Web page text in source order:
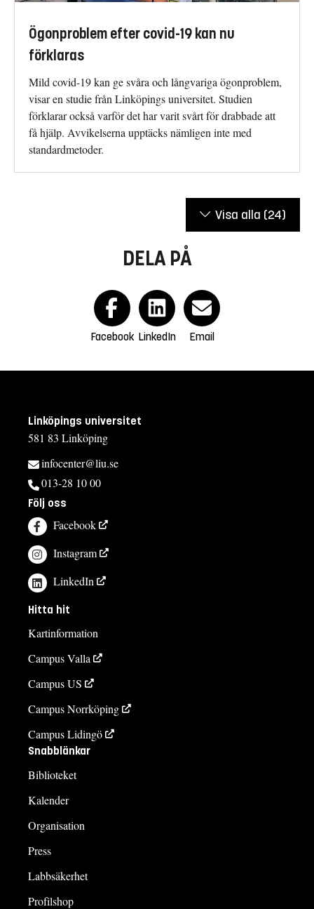
Ögonproblem efter covid-19 kan nu
förklaras
Mild covid-19 kan ge svåra och långvariga ögonproblem,
visar en studie från Linköpings universitet. Studien
förklarar också varför det har varit svårt för drabbade att
få hjälp. Avvikelserna upptäcks nämligen inte med
standardmetoder.
Visa alla (24)
DELA PÅ
Facebook LinkedIn Email
Linköpings universitet
581 83 Linköping
infocenter@liu.se
013-28 10 00
Följ oss
Facebook
Instagram
LinkedIn
Hitta hit
Kartinformation
Campus Valla
Campus US
Campus Norrköping
Campus Lidingö
Snabblänkar
Biblioteket
Kalender
Organisation
Press
Labbsäkerhet
Profilshop